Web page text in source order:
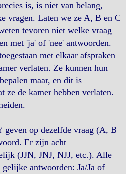
is, is niet van belang,
vragen. Laten we ze A, B en C
tevoren niet welke vraag
met 'ja' of 'nee' antwoorden.
met elkaar afspraken
verlaten. Ze kunnen hun
maar, en dit is
ze de kamer hebben verlaten.
geven op dezelfde vraag (A, B
Er zijn acht
(JJN, JNJ, NJJ, etc.). Alle
antwoorden: Ja/Ja of